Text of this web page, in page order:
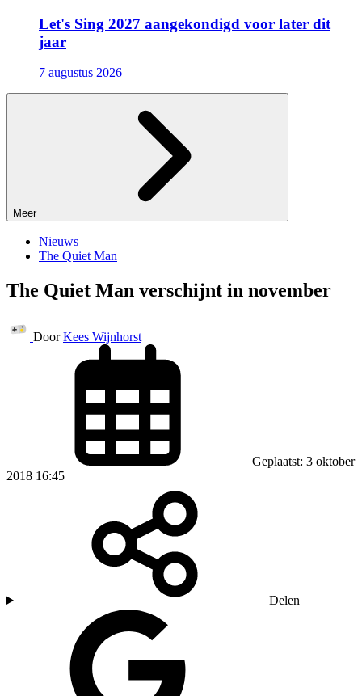
Let's Sing 2027 aangekondigd voor later dit
jaar
7 augustus 2026
Meer
Nieuws
The Quiet Man
The Quiet Man verschijnt in november
Door Kees Wijnhorst
Geplaatst: 3 oktober
2018 16:45
Delen